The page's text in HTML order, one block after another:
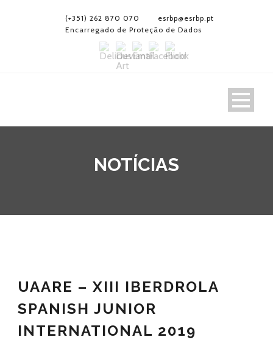
(+351) 262 870 070
esrbp@esrbp.pt
Encarregado de Proteção de Dados
NOTÍCIAS
UAARE – XIII IBERDROLA
SPANISH JUNIOR
INTERNATIONAL 2019